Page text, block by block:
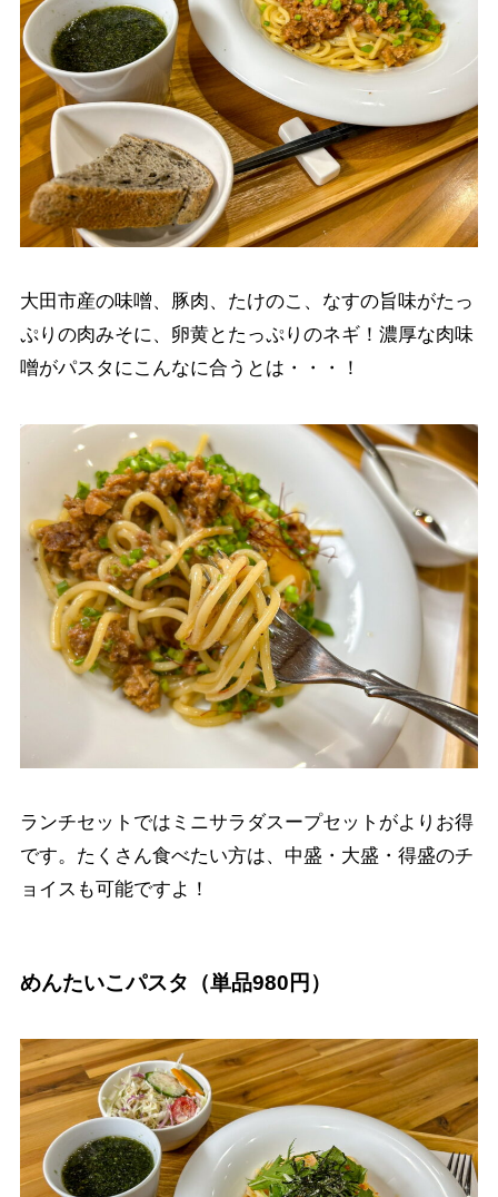
大田市産の味噌、豚肉、たけのこ、なすの旨味がたっ
ぷりの肉みそに、卵黄とたっぷりのネギ！濃厚な肉味
噌がパスタにこんなに合うとは・・・！
ランチセットではミニサラダスープセットがよりお得
です。たくさん食べたい方は、中盛・大盛・得盛のチ
ョイスも可能ですよ！
めんたいこパスタ（単品980円）